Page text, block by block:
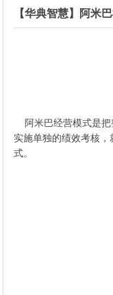
【华典智慧】阿米
阿米巴经营模式是把
实施单独的绩效考核
式。